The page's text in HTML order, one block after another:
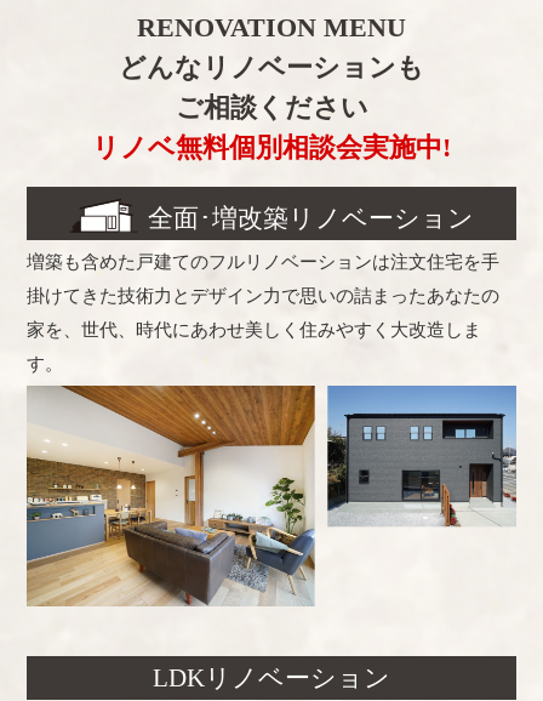
RENOVATION MENU
どんなリノベーションも
ご相談ください
リノベ無料個別相談会実施中!
全面･増改築リノベーション
増築も含めた戸建てのフルリノベーションは注文住宅を手
掛けてきた技術力とデザイン力で思いの詰まったあなたの
家を、世代、時代にあわせ美しく住みやすく大改造しま
す。
LDKリノベーション